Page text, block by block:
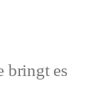
bringt es